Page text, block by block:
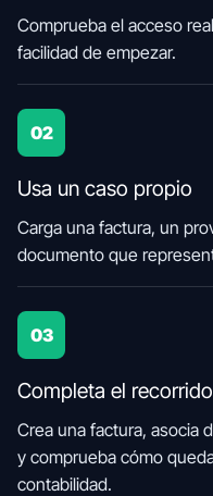
Comprueba el acceso
facilidad de empezar.
02
Usa un caso propio
Carga una factura, un
documento que
03
Completa el recorrido
Crea una factura, asocia
y comprueba cómo
contabilidad.